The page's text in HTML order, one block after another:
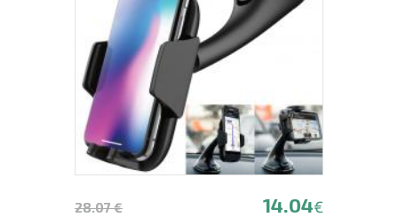
28.07 € 14.04€